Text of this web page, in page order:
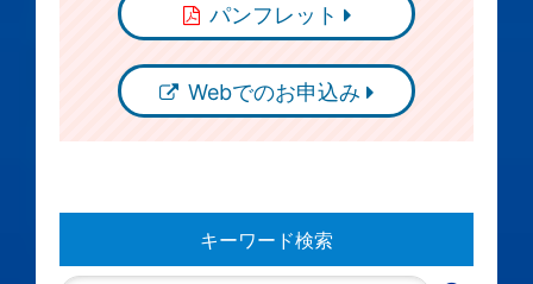
パンフレット
Webでのお申込み
キーワード検索